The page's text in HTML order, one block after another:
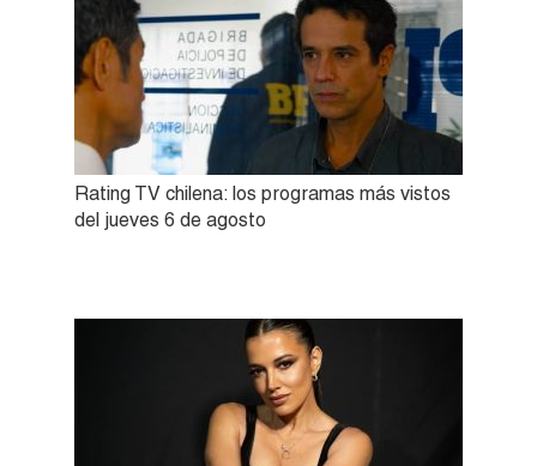
Rating TV chilena: los programas más vistos
del jueves 6 de agosto